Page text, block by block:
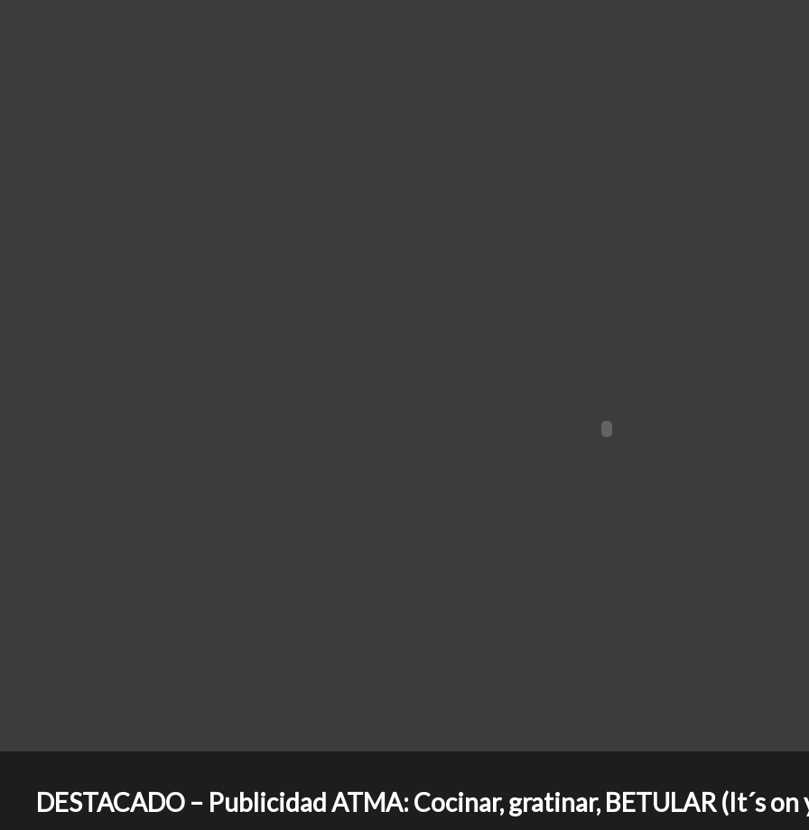
DESTACADO – Publicidad ATMA: Cocinar, gratinar, BETULAR (It´s on